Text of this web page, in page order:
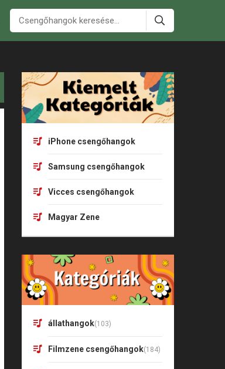
iPhone csengőhangok
Samsung csengőhangok
Vicces csengőhangok
Magyar Zene
állathangok(103)
Filmzene csengőhangok(184)